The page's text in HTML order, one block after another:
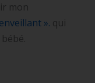
mon
». qui